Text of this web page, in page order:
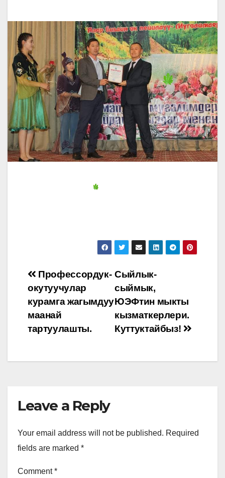
Post
navigation
Сыйлык-
сыймык,
ЮЭФтин мыкты
кызматкерлери.
Куттуктайбыз!
Профессордук-
окутуучулар
курамга жагымдуу
маанай
тартуулашты.
Leave a Reply
Your email address will not be published. Required
fields are marked *
Comment*